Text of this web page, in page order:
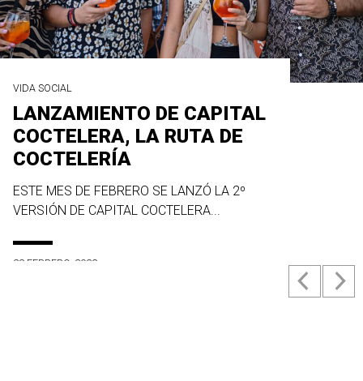
VIDA SOCIAL
LANZAMIENTO DE CAPITAL
COCTELERA, LA RUTA DE
COCTELERÍA
ESTE MES DE FEBRERO SE LANZÓ LA 2º
VERSIÓN DE CAPITAL COCTELERA...
23 FEBRERO, 2022